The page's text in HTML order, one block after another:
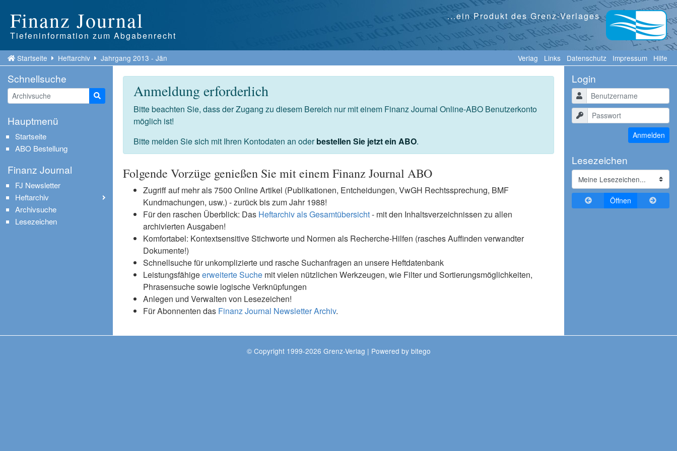
Finanz Journal
Tiefeninformation zum Abgabenrecht
...ein Produkt des Grenz-Verlages
Startseite Heftarchiv Jahrgang 2013 - Jän Verlag Links Datenschutz Impressum Hilfe
Anmeldung erforderlich
Bitte beachten Sie, dass der Zugang zu diesem Bereich nur mit einem Finanz Journal Online-ABO Benutzerkonto
möglich ist!
Bitte melden Sie sich mit Ihren Kontodaten an oderbestellen Sie jetzt ein ABO.
Folgende Vorzüge genießen Sie mit einem Finanz Journal ABO
Zugriff auf mehr als 7500 Online Artikel (Publikationen, Entcheidungen, VwGH Rechtssprechung, BMF
Kundmachungen, usw.) - zurück bis zum Jahr 1988!
Für den raschen Überblick: Das Heftarchiv als Gesamtübersicht- mit den Inhaltsverzeichnissen zu allen
archivierten Ausgaben!
Komfortabel: Kontextsensitive Stichworte und Normen als Recherche-Hilfen (rasches Auffinden verwandter
Dokumente!)
Schnellsuche für unkomplizierte und rasche Suchanfragen an unsere Heftdatenbank
Leistungsfähigeerweiterte Suche mit vielen nützlichen Werkzeugen, wie Filter und Sortierungsmöglichkeiten,
Phrasensuche sowie logische Verknüpfungen
Anlegen und Verwalten von Lesezeichen!
Für Abonnenten das Finanz Journal Newsletter Archiv.
Schnellsuche
Suche starten
Hauptmenü
Startseite
ABO Bestellung
Finanz Journal
FJ Newsletter
Heftarchiv
Archivsuche
Lesezeichen
Login
Benutzername
Passwort
Anmelden
Lesezeichen
Zurückblättern
Öffnen
© Copyright 1999-2026 Grenz-Verlag | Powered by bitego